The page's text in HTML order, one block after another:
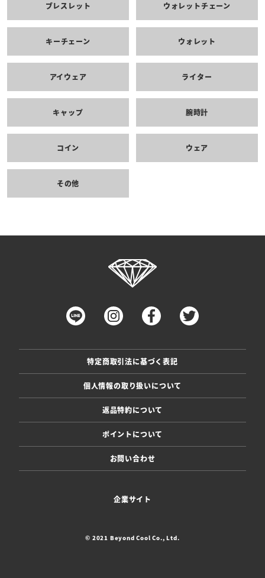
ブレスレット ウォレットチェーン
キーチェーン ウォレット
アイウェア ライター
キャップ 腕時計
コイン ウェア
その他
特定商取引法に基づく表記
個人情報の取り扱いについて
返品特約について
ポイントについて
お問い合わせ
企業サイト
© 2021 Beyond Cool Co., Ltd.